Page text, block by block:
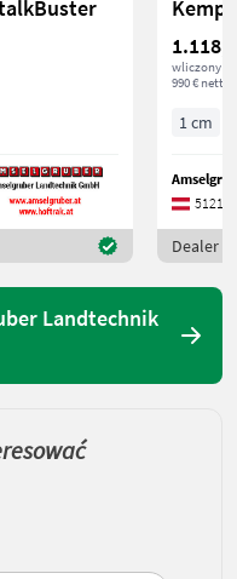
wliczony
990 € netto
1 cm
5121
Dealer
Landtechnik